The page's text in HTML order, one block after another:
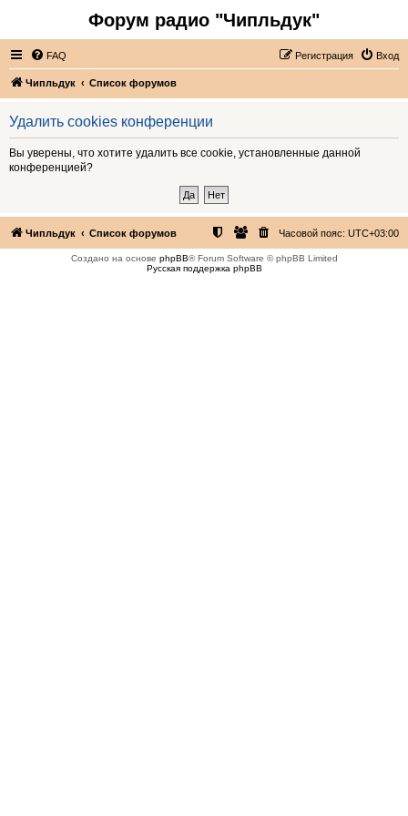
Форум радио "Чипльдук"
FAQ Вход
Регистрация
Чипльдук Список форумов
Удалить cookies конференции
Вы уверены, что хотите удалить все cookie, установленные данной
конференцией?
Чипльдук Список форумов Часовой пояс: UTC+03:00
Создано на основе phpBB® Forum Software © phpBB Limited
Русская поддержка phpBB